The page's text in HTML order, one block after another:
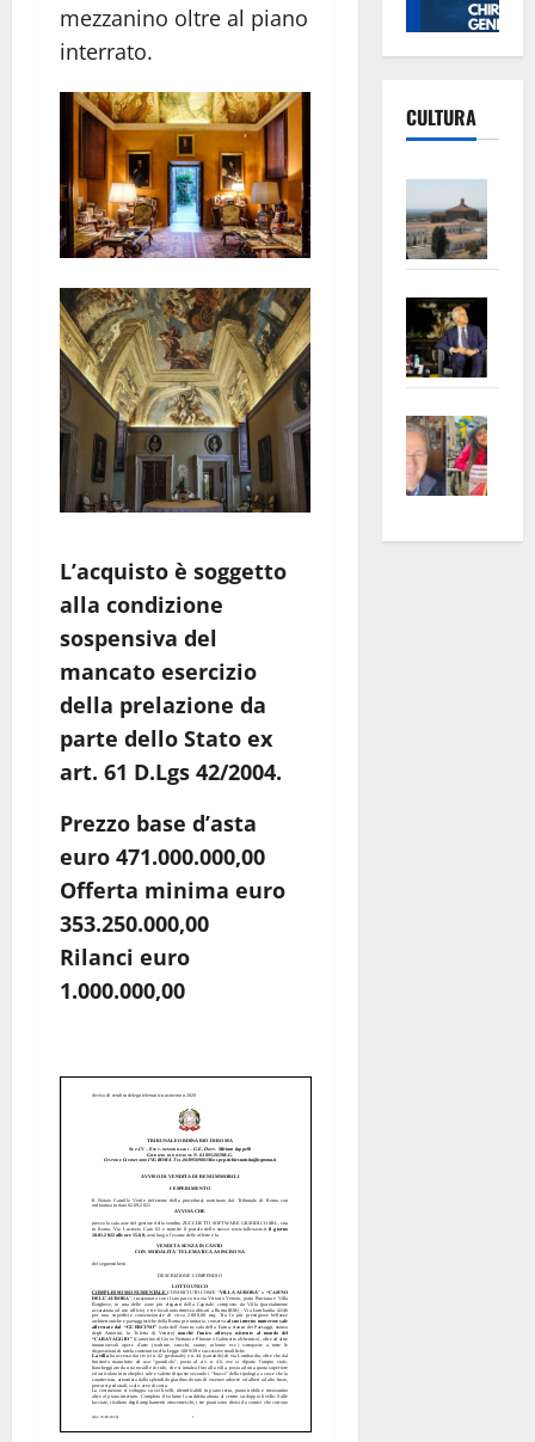
mezzanino oltre al piano
interrato.
L’acquisto è soggetto
alla condizione
sospensiva del
mancato esercizio
della prelazione da
parte dello Stato ex
art. 61 D.Lgs 42/2004.
Prezzo base d’asta
euro 471.000.000,00
Offerta minima euro
353.250.000,00
Rilanci euro
1.000.000,00
CULTURA
euro
apre